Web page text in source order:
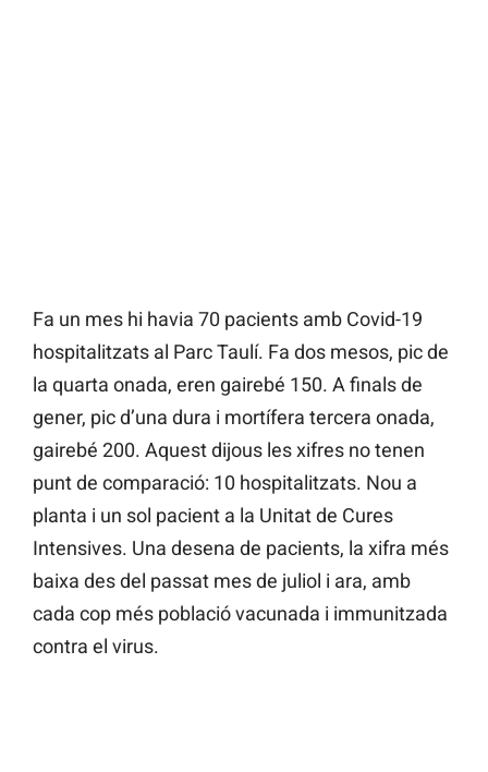
Fa un mes hi havia 70 pacients amb Covid-19
hospitalitzats al Parc Taulí. Fa dos mesos, pic de
la quarta onada, eren gairebé 150. A finals de
gener, pic d’una dura i mortífera tercera onada,
gairebé 200. Aquest dijous les xifres no tenen
punt de comparació: 10 hospitalitzats. Nou a
planta i un sol pacient a la Unitat de Cures
Intensives. Una desena de pacients, la xifra més
baixa des del passat mes de juliol i ara, amb
cada cop més població vacunada i immunitzada
contra el virus.